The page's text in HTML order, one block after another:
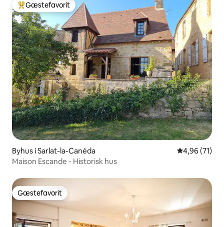
Bedste gæstefavorit
Gæstefavorit
Byhus i Sarlat-la-Canéda 4,96 ud af 5
4,96 (71)
Maison Escande - Historisk hus
Gæstefavorit
Gæstefavorit